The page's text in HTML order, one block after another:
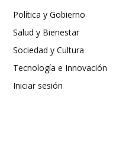
Política y Gobierno
Salud y Bienestar
Sociedad y Cultura
Tecnología e Innovación
Iniciar sesión